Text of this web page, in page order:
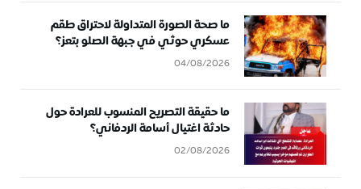
ما صحة الصورة المتداولة لاحتراق طقم
عسكري حوثي في جبهة الصلو بتعز؟
04/08/2026
ما حقيقة التصريح المنسوب للعرادة حول
حادثة اغتيال أسامة الردفاني؟
02/08/2026